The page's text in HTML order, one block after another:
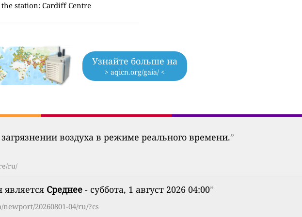
station: Cardiff Centre
Узнайте больше на
> aqicn.org/gaia/ <
воздуха в режиме реального времени.”
ru/
является Среднее - суббота, 1 август 2026 04:00”
20260801-04/ru/?cs